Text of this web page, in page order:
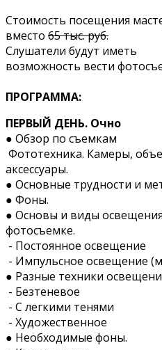
Стоимость посещения
вместо 65 тыс. руб.
Слушатели будут иметь
возможность вести
ПРОГРАММА:
ПЕРВЫЙ ДЕНЬ. Очно
● Обзор по съемкам
Фототехника. Камеры,
аксессуары.
● Основные трудности и
● Фоны.
● Основы и виды
фотосъемке.
- Постоянное освещение
- Импульсное освещение
● Разные техники
- Безтеневое
- С легкими тенями
- Художественное
● Необходимые фоны.